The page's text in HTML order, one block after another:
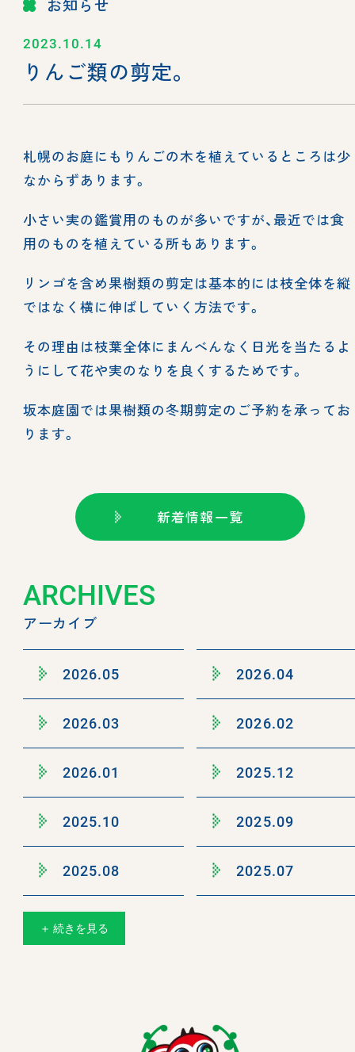
お知らせ
2023.10.14
りんご類の剪定。
札幌のお庭にもりんごの木を植えているところは少
なからずあります。
小さい実の鑑賞用のものが多いですが、最近では食
用のものを植えている所もあります。
リンゴを含め果樹類の剪定は基本的には枝全体を縦
ではなく横に伸ばしていく方法です。
その理由は枝葉全体にまんべんなく日光を当たるよ
うにして花や実のなりを良くするためです。
坂本庭園では果樹類の冬期剪定のご予約を承ってお
ります。
新着情報一覧
ARCHIVES
アーカイブ
2026.05 2026.04
2026.03 2026.02
2026.01 2025.12
2025.10 2025.09
2025.08 2025.07
＋ 続きを見る